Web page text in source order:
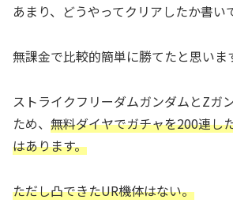
あまり、どうやってクリアしたか書い
無課金で比較的簡単に勝てたと思いま
ストライクフリーダムガンダムとZガ
ため、 無料ダイヤでガチャを200連し
はあります。
ただし凸できたUR機体はない。